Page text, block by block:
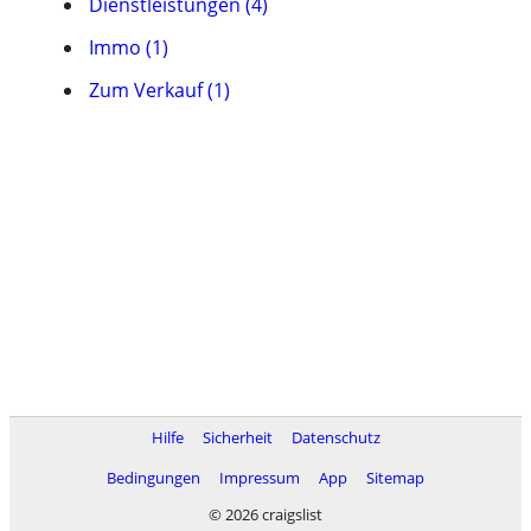
Immo (1)
Zum Verkauf (1)
Hilfe Sicherheit
Datenschutz
Bedingungen
Impressum App
Sitemap
© 2026 craigslist